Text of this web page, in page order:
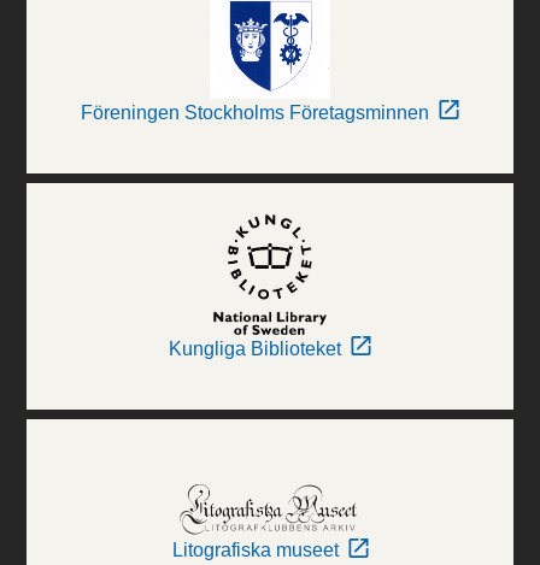
Föreningen Stockholms Företagsminnen
Kungliga Biblioteket
Litografiska museet